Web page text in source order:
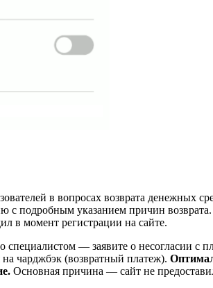
в вопросах возврата денежных
подробным указанием причин
в момент регистрации на сайте.
— заявите о несогласии с
чарджбэк (возвратный платеж).
Основная причина — сайт не